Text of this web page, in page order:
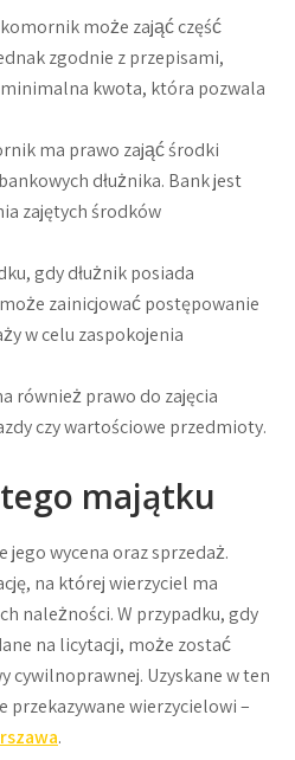
może zająć część
zgodnie z przepisami,
kwota, która pozwala
ma prawo zająć środki
dłużnika. Bank jest
zajętych środków
gdy dłużnik posiada
zainicjować postępowanie
w celu zaspokojenia
również prawo do zajęcia
czy wartościowe przedmioty.
majątku
jego wycena oraz sprzedaż.
na której wierzyciel ma
należności. W przypadku, gdy
na licytacji, może zostać
cywilnoprawnej. Uzyskane w ten
przekazywane wierzycielowi –
.